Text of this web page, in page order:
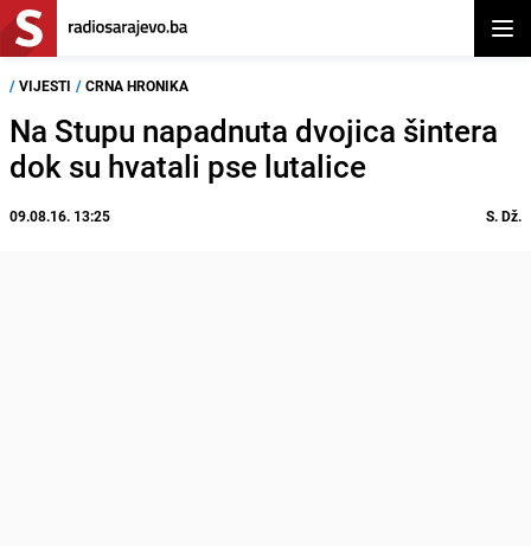
/ VIJESTI / CRNA HRONIKA
Na Stupu napadnuta dvojica šintera
dok su hvatali pse lutalice
09.08.16. 13:25 S. Dž.